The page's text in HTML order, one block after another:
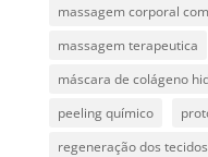
massagem corporal
massagem terapeutica
máscara de colágeno
peeling químico
regeneração dos tecidos